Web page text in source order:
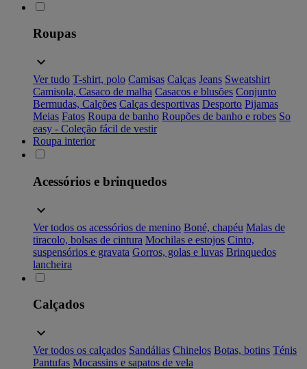
Roupas
Ver tudo T-shirt, polo Camisas Calças Jeans Sweatshirt
Camisola, Casaco de malha Casacos e blusões Conjunto
Bermudas, Calções Calças desportivas Desporto Pijamas
Meias Fatos Roupa de banho Roupões de banho e robes So
easy - Coleção fácil de vestir
Roupa interior
Acessórios e brinquedos
Ver todos os acessórios de menino Boné, chapéu Malas de
tiracolo, bolsas de cintura Mochilas e estojos Cinto,
suspensórios e gravata Gorros, golas e luvas Brinquedos
lancheira
Calçados
Ver todos os calçados Sandálias Chinelos Botas, botins Ténis
Pantufas Mocassins e sapatos de vela